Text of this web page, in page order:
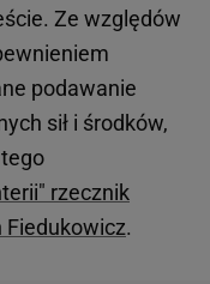
Ze względów
podawanie
sił i środków,
rzecznik
Fiedukowicz.